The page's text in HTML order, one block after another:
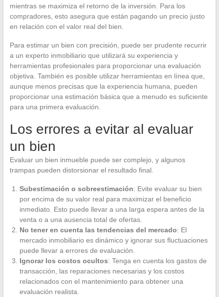
mientras se maximiza el retorno de la inversión. Para los
compradores, esto asegura que están pagando un precio justo
en relación con el valor real del bien.
Para estimar un bien con precisión, puede ser prudente recurrir
a un experto inmobiliario que utilizará su experiencia y
herramientas profesionales para proporcionar una evaluación
objetiva. También es posible utilizar herramientas en línea que,
aunque menos precisas que la experiencia humana, pueden
proporcionar una estimación básica que a menudo es suficiente
para una primera evaluación.
Los errores a evitar al evaluar
un bien
Evaluar un bien inmueble puede ser complejo, y algunos
trampas pueden distorsionar el resultado final.
Subestimación o sobreestimación: Evite evaluar su bien
por encima de su valor real para maximizar el beneficio
inmediato. Esto puede llevar a una larga espera antes de la
venta o a una ausencia total de ofertas.
No tener en cuenta las tendencias del mercado: El
mercado inmobiliario es dinámico y ignorar sus fluctuaciones
puede llevar a errores de evaluación.
Ignorar los costos ocultos: Tenga en cuenta los gastos de
transacción, las reparaciones necesarias y los costos
relacionados con el mantenimiento para obtener una
evaluación realista.